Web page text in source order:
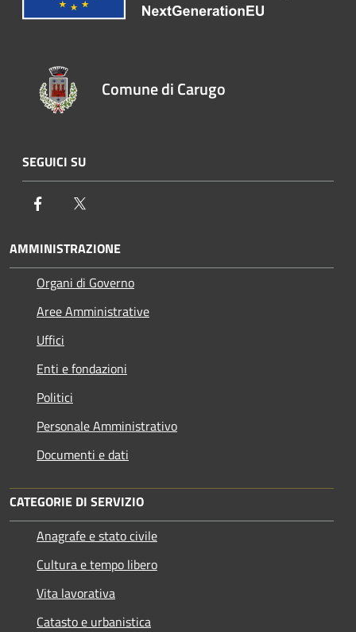
Comune di Carugo
SEGUICI SU
Facebook
AMMINISTRAZIONE
Organi di Governo
Aree Amministrative
Uffici
Enti e fondazioni
Politici
Personale Amministrativo
Documenti e dati
CATEGORIE DI SERVIZIO
Anagrafe e stato civile
Cultura e tempo libero
Vita lavorativa
Catasto e urbanistica